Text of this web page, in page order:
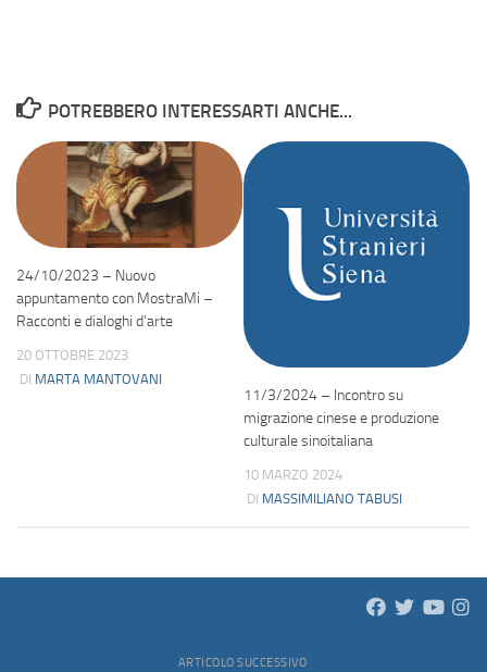
POTREBBERO INTERESSARTI ANCHE...
24/10/2023 – Nuovo
appuntamento con MostraMi –
Racconti e dialoghi d’arte
20 OTTOBRE 2023
DI MARTA MANTOVANI
11/3/2024 – Incontro su
migrazione cinese e produzione
culturale sinoitaliana
10 MARZO 2024
DI MASSIMILIANO TABUSI
ARTICOLO SUCCESSIVO